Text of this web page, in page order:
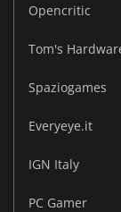
Opencritic
Tom's
Spaziogames
Everyeye.it
IGN Italy
PC Gamer